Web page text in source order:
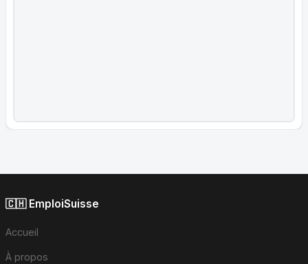
🇨🇭 EmploiSuisse
Accueil
À propos